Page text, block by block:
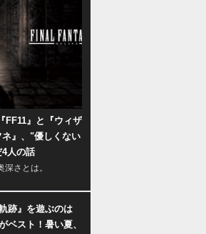
FF11』と『ウィザ
』、"優しくない
人の話
さとは。
軌跡』を遊ぶのは
ベスト！暑い夏、